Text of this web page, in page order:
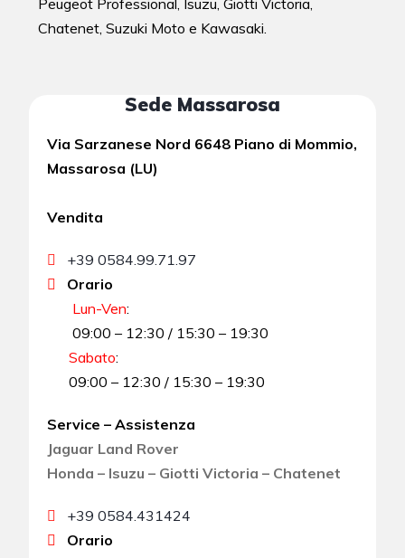
Peugeot Professional, Isuzu, Giotti Victoria,
Chatenet, Suzuki Moto e Kawasaki.
Sede Massarosa
Via Sarzanese Nord 6648 Piano di Mommio,
Massarosa (LU)
Vendita
+39 0584.99.71.97
Orario
Lun-Ven:
09:00 – 12:30 / 15:30 – 19:30
Sabato:
09:00 – 12:30 / 15:30 – 19:30
Service – Assistenza
Jaguar Land Rover
Honda – Isuzu – Giotti Victoria – Chatenet
+39 0584.431424
Orario